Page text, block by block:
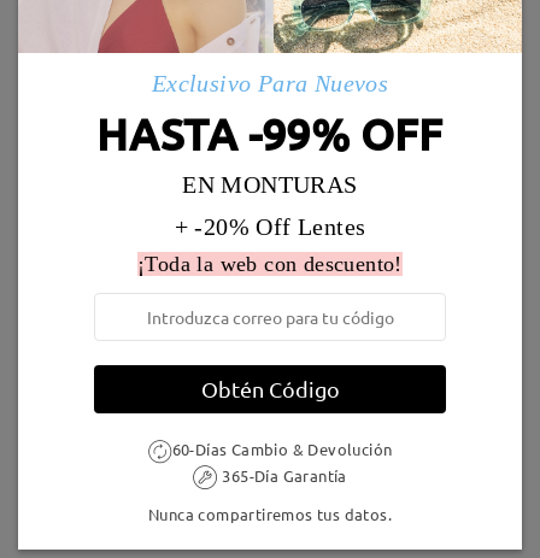
Envío
5-7 días laborales detalles
Marcos Similares
8,00 € MT37644
16,95 € Andrew194
Exclusivo Para Nuevos
HASTA -99% OFF
EN MONTURAS
+ -20% Off Lentes
¡Toda la web con descuento!
Obtén Código
60-Días Cambio & Devolución
365-Día Garantía
Nunca compartiremos tus datos.